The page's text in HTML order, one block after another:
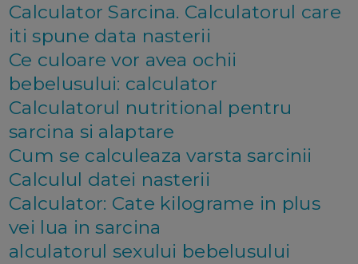
Calculator Sarcina. Calculatorul care
iti spune data nasterii
Ce culoare vor avea ochii
bebelusului: calculator
Calculatorul nutritional pentru
sarcina si alaptare
Cum se calculeaza varsta sarcinii
Calculul datei nasterii
Calculator: Cate kilograme in plus
vei lua in sarcina
alculatorul sexului bebelusului